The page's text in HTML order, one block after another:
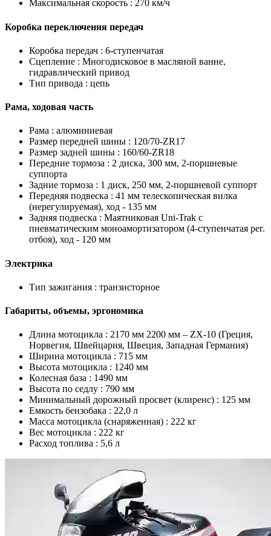
Максимальная скорость : 270 км/ч
Коробка переключения передач
Коробка передач : 6-ступенчатая
Сцепление : Многодисковое в масляной ванне,
гидравлический привод
Тип привода : цепь
Рама, ходовая часть
Рама : алюминиевая
Размер передней шины : 120/70-ZR17
Размер задней шины : 160/60-ZR18
Передние тормоза : 2 диска, 300 мм, 2-поршневые
суппорта
Задние тормоза : 1 диск, 250 мм, 2-поршневой суппорт
Передняя подвеска : 41 мм телескопическая вилка
(нерегулируемая), ход - 135 мм
Задняя подвеска : Маятниковая Uni-Trak с
пневматическим моноамортизатором (4-ступенчатая рег.
отбоя), ход - 120 мм
Электрика
Тип зажигания : транзисторное
Габариты, объемы, эргономика
Длина мотоцикла : 2170 мм 2200 мм – ZX-10 (Греция,
Норвегия, Швейцария, Швеция, Западная Германия)
Ширина мотоцикла : 715 мм
Высота мотоцикла : 1240 мм
Колесная база : 1490 мм
Высота по седлу : 790 мм
Минимальный дорожный просвет (клиренс) : 125 мм
Емкость бензобака : 22,0 л
Масса мотоцикла (снаряженная) : 222 кг
Вес мотоцикла : 222 кг
Расход топлива : 5,6 л